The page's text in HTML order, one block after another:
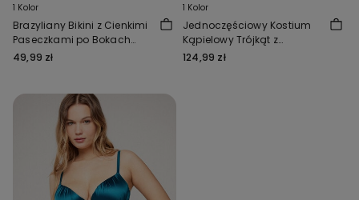
1 Kolor
Brazyliany Bikini z Cienkimi
Paseczkami po Bokach
Shiny Glam Niebieskie
49,99 zł
1 Kolor
Jednoczęściowy Kostium
Kąpielowy Trójkąt z
Marszczeniem Shiny Glam
124,99 zł